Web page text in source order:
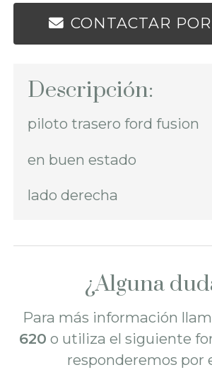
CONTACTAR
Descripción:
piloto trasero ford fusion
en buen estado
lado derecha
¿Alguna
Para más información
620 o utiliza el siguiente
responderemos por